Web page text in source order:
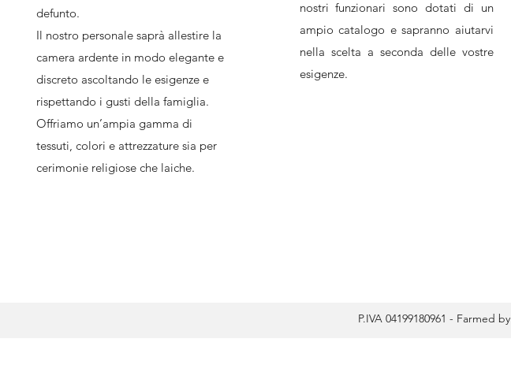
defunto.
Il nostro personale saprà allestire la
camera ardente in modo elegante e
discreto ascoltando le esigenze e
rispettando i gusti della famiglia.
Offriamo un’ampia gamma di
tessuti, colori e attrezzature sia per
cerimonie religiose che laiche.
nostri funzionari sono dotati di un
ampio catalogo e sapranno aiutarvi
nella scelta a seconda delle vostre
esigenze.
P.IVA 04199180961​ - Farmed by